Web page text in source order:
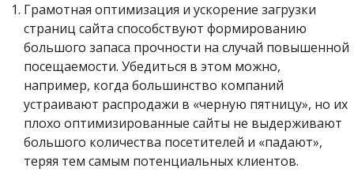
Грамотная оптимизация и ускорение загрузки
страниц сайта способствуют формированию
большого запаса прочности на случай повышенной
посещаемости. Убедиться в этом можно,
например, когда большинство компаний
устраивают распродажи в «черную пятницу», но их
плохо оптимизированные сайты не выдерживают
большого количества посетителей и «падают»,
теряя тем самым потенциальных клиентов.